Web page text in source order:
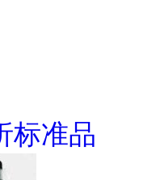
标准品